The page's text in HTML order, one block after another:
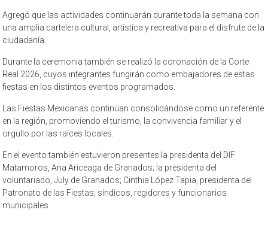
Agregó que las actividades continuarán durante toda la semana con
una amplia cartelera cultural, artística y recreativa para el disfrute de la
ciudadanía.
Durante la ceremonia también se realizó la coronación de la Corte
Real 2026, cuyos integrantes fungirán como embajadores de estas
fiestas en los distintos eventos programados.
Las Fiestas Mexicanas continúan consolidándose como un referente
en la región, promoviendo el turismo, la convivencia familiar y el
orgullo por las raíces locales.
En el evento también estuvieron presentes la presidenta del DIF
Matamoros, Ana Ariceaga de Granados; la presidenta del
voluntariado, July de Granados; Cinthia López Tapia, presidenta del
Patronato de las Fiestas; síndicos, regidores y funcionarios
municipales.